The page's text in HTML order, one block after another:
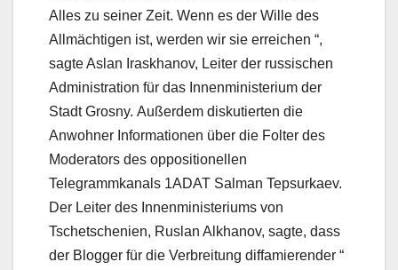
Alles zu seiner Zeit. Wenn es der Wille des
Allmächtigen ist, werden wir sie erreichen “,
sagte Aslan Iraskhanov, Leiter der russischen
Administration für das Innenministerium der
Stadt Grosny. Außerdem diskutierten die
Anwohner Informationen über die Folter des
Moderators des oppositionellen
Telegrammkanals 1ADAT Salman Tepsurkaev.
Der Leiter des Innenministeriums von
Tschetschenien, Ruslan Alkhanov, sagte, dass
der Blogger für die Verbreitung diffamierender “